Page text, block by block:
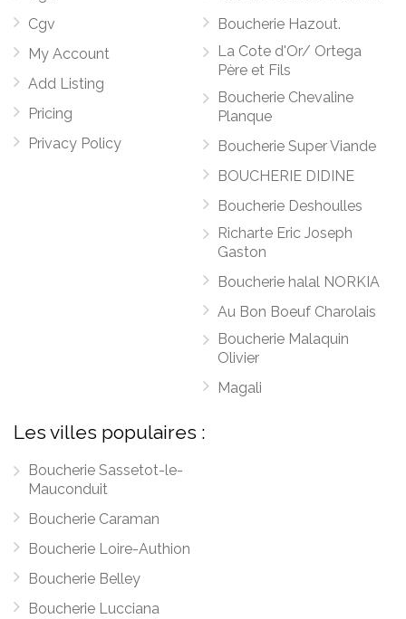
Cgv
My Account
Add Listing
Pricing
Privacy Policy
Boucherie Hazout.
La Cote d'Or/ Ortega
Père et Fils
Boucherie Chevaline
Planque
Boucherie Super Viande
BOUCHERIE DIDINE
Boucherie Deshoulles
Richarte Eric Joseph
Gaston
Boucherie halal NORKIA
Au Bon Boeuf Charolais
Boucherie Malaquin
Olivier
Magali
Les villes populaires :
Boucherie Sassetot-le-
Mauconduit
Boucherie Caraman
Boucherie Loire-Authion
Boucherie Belley
Boucherie Lucciana